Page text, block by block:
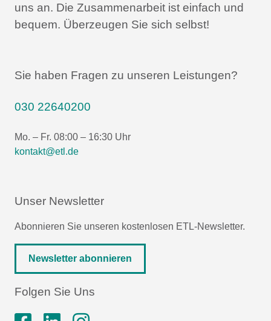
uns an. Die Zusammenarbeit ist einfach und
bequem. Überzeugen Sie sich selbst!
Sie haben Fragen zu unseren Leistungen?
030 22640200
Mo. – Fr. 08:00 – 16:30 Uhr
kontakt@etl.de
Unser Newsletter
Abonnieren Sie unseren kostenlosen ETL-Newsletter.
Newsletter abonnieren
Folgen Sie Uns